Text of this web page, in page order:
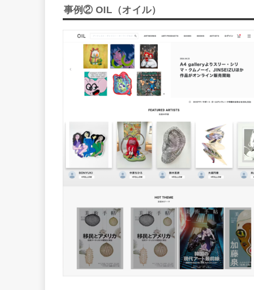
事例② OIL（オイル）